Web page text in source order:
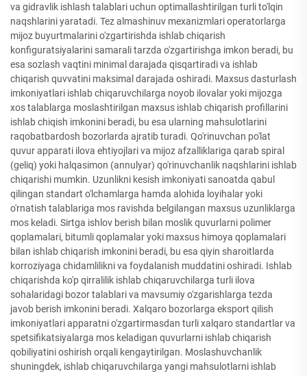
va gidravlik ishlash talablari uchun optimallashtirilgan turli to'lqin
naqshlarini yaratadi. Tez almashinuv mexanizmlari operatorlarga
mijoz buyurtmalarini o'zgartirishda ishlab chiqarish
konfiguratsiyalarini samarali tarzda o'zgartirishga imkon beradi, bu
esa sozlash vaqtini minimal darajada qisqartiradi va ishlab
chiqarish quvvatini maksimal darajada oshiradi. Maxsus dasturlash
imkoniyatlari ishlab chiqaruvchilarga noyob ilovalar yoki mijozga
xos talablarga moslashtirilgan maxsus ishlab chiqarish profillarini
ishlab chiqish imkonini beradi, bu esa ularning mahsulotlarini
raqobatbardosh bozorlarda ajratib turadi. Qo'rinuvchan po'lat
quvur apparati ilova ehtiyojlari va mijoz afzalliklariga qarab spiral
(geliq) yoki halqasimon (annulyar) qo'rinuvchanlik naqshlarini ishlab
chiqarishi mumkin. Uzunlikni kesish imkoniyati sanoatda qabul
qilingan standart o'lchamlarga hamda alohida loyihalar yoki
o'rnatish talablariga mos ravishda belgilangan maxsus uzunliklarga
mos keladi. Sirtga ishlov berish bilan moslik quvurlarni polimer
qoplamalari, bitumli qoplamalar yoki maxsus himoya qoplamalari
bilan ishlab chiqarish imkonini beradi, bu esa qiyin sharoitlarda
korroziyaga chidamlilikni va foydalanish muddatini oshiradi. Ishlab
chiqarishda ko'p qirralilik ishlab chiqaruvchilarga turli ilova
sohalaridagi bozor talablari va mavsumiy o'zgarishlarga tezda
javob berish imkonini beradi. Xalqaro bozorlarga eksport qilish
imkoniyatlari apparatni o'zgartirmasdan turli xalqaro standartlar va
spetsifikatsiyalarga mos keladigan quvurlarni ishlab chiqarish
qobiliyatini oshirish orqali kengaytirilgan. Moslashuvchanlik
shuningdek, ishlab chiqaruvchilarga yangi mahsulotlarni ishlab